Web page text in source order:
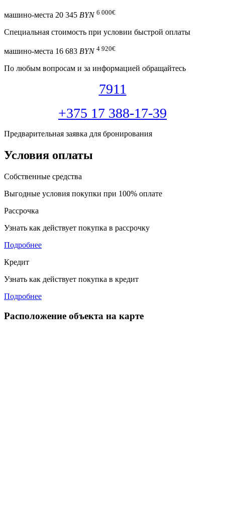
машино-места 20 345 BYN 6 000€
Специальная cтоимость при условии быстрой оплаты
машино-места 16 683 BYN 4 920€
По любым вопросам и за информацией обращайтесь
7911
+375 17 388-17-39
Предварительная заявка для бронирования
Условия оплаты
Собственные средства
Выгодные условия покупки при 100% оплате
Рассрочка
Узнать как действует покупка в рассрочку
Подробнее
Кредит
Узнать как действует покупка в кредит
Подробнее
Расположение объекта на карте